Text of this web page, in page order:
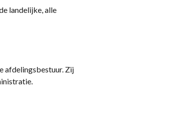
landelijke, alle
afdelingsbestuur. Zij